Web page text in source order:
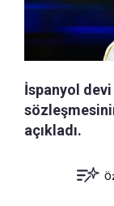
İspanyol
açıkladı.